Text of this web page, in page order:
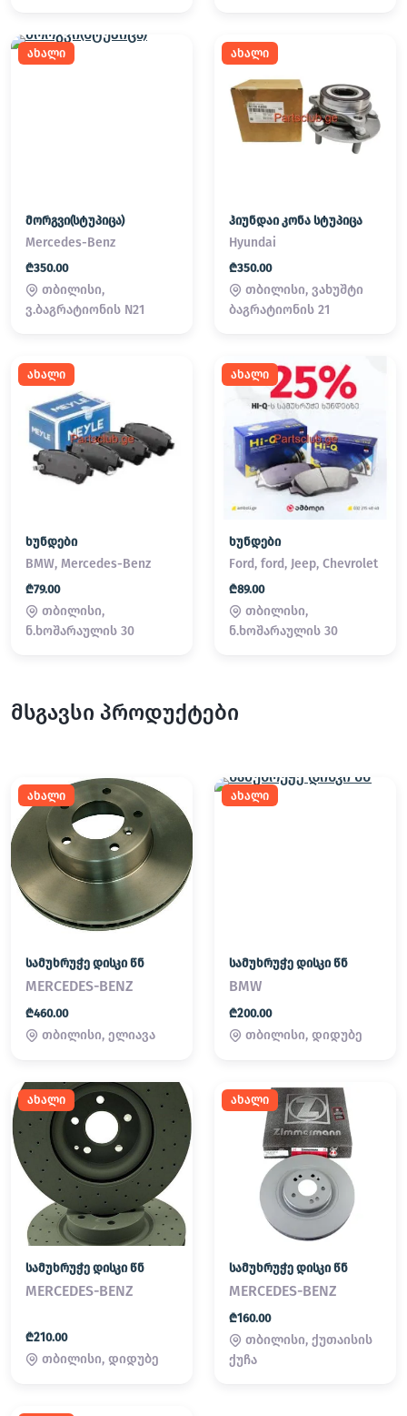
ახალი
მორგვი(სტუპიცა)
Mercedes-Benz
₾350.00
თბილისი,
ვ.ბაგრატიონის N21
ახალი
ჰიუნდაი კონა სტუპიცა
Hyundai
₾350.00
თბილისი, ვახუშტი
ბაგრატიონის 21
ახალი
ხუნდები
BMW, Mercedes-Benz
₾79.00
თბილისი,
ნ.ხოშარაულის 30
ახალი
ხუნდები
Ford, ford, Jeep, Chevrolet
₾89.00
თბილისი,
ნ.ხოშარაულის 30
მსგავსი პროდუქტები
ახალი
სამუხრუჭე დისკი წნ
MERCEDES-BENZ
₾460.00
თბილისი, ელიავა
ახალი
სამუხრუჭე დისკი წნ
BMW
₾200.00
თბილისი, დიდუბე
ახალი
სამუხრუჭე დისკი წნ
MERCEDES-BENZ
₾210.00
თბილისი, დიდუბე
ახალი
სამუხრუჭე დისკი წნ
MERCEDES-BENZ
₾160.00
თბილისი, ქუთაისის
ქუჩა